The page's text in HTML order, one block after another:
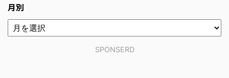
月別
SPONSERD